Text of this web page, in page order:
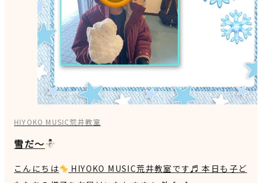
HIYOKO MUSIC荒井教室
雪だ～
こんにちは
HIYOKO MUSIC荒井教室です♬ 本日も子ど